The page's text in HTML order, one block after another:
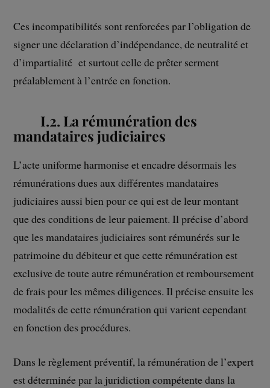
Ces incompatibilités sont renforcées par l’obligation de
signer une déclaration d’indépendance, de neutralité et
d’impartialité et surtout celle de prêter serment
préalablement à l’entrée en fonction.
I.2. La rémunération des
mandataires judiciaires
L’acte uniforme harmonise et encadre désormais les
rémunérations dues aux différentes mandataires
judiciaires aussi bien pour ce qui est de leur montant
que des conditions de leur paiement. Il précise d’abord
que les mandataires judiciaires sont rémunérés sur le
patrimoine du débiteur et que cette rémunération est
exclusive de toute autre rémunération et remboursement
de frais pour les mêmes diligences. Il précise ensuite les
modalités de cette rémunération qui varient cependant
en fonction des procédures.
Dans le règlement préventif, la rémunération de l’expert
est déterminée par la juridiction compétente dans la